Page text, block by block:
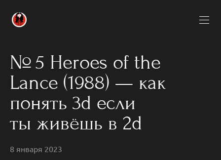
№ 5 Heroes of the
Lance (1988) — как
понять 3d если
ты живёшь в 2d
8 января 2023